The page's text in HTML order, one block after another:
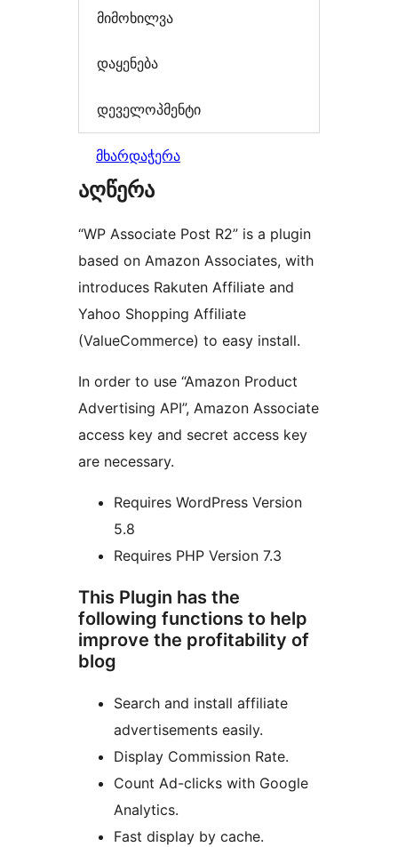
მიმოხილვა
დაყენება
დეველოპმენტი
მხარდაჭერა
აღწერა
“WP Associate Post R2” is a plugin
based on Amazon Associates, with
introduces Rakuten Affiliate and
Yahoo Shopping Affiliate
(ValueCommerce) to easy install.
In order to use “Amazon Product
Advertising API”, Amazon Associate
access key and secret access key
are necessary.
Requires WordPress Version
5.8
Requires PHP Version 7.3
This Plugin has the
following functions to help
improve the profitability of
blog
Search and install affiliate
advertisements easily.
Display Commission Rate.
Count Ad-clicks with Google
Analytics.
Fast display by cache.